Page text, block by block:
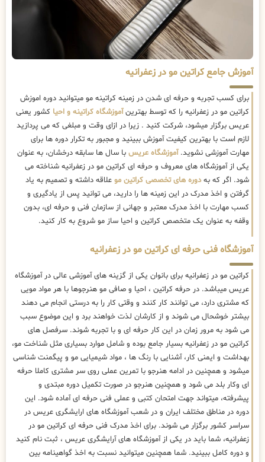
آموزش جامع کراتین مو در زعفرانیه
برای کسب تجربه و حرفه ای شدن در زمینه کراتینه مو میتوانید دوره اموزش
کراتین مو در زعفرانیه را که توسط بهترینآموزشگاه کراتینه و احیا کشور یعنی
عریس برگزار میشود، شرکت کنید . زیرا در ازای وقت و مبلغی که می پردازید
لازم است با بهترین کیفیت آموزش ببینید و مجبور به تکرار دوره ها برای
مهارت آموزشی نشوید.آموزشگاه عریس با سال ها سابقه درخشان، به عنوان
یکی از آموزشگاه های معروف و حرفه ای کراتین مو در زعفرانیه شناخته می
شود. اگر که بهدوره های تخصصی کراتین مو علاقه داشته و تصمیم به یاد
گرفتن و اخذ مدرک در این زمینه ها را دارید، می توانید پس از یادگیری و
کسب مهارت با اخذ مدرک معتبر و جهانی از سازمان فنی و حرفه ای، بدون
وقفه به عنوان یک متخصص کراتین و احیا ساز مو شروع به کار کنید.
آموزشگاه فنی حرفه ای کراتین مو در زعفرانیه
کراتین مو در زعفرانیه برای بانوان یکی از گزینه های آموزشی عالی در آموزشگاه
عریس میباشد. در حرفه کراتین ، احیا و صافی مو هنرجوها با هر مواد مویی
که مشتری دارد، می توانند کار کنند و وقتی کار را به درستی انجام می دهند
بیشتر خوشحال می شوند و از کارشان لذت خواهند برد و این موضوع سبب
می شود به مرور زمان در این کار حرفه ای و با تجربه شوند. سرفصل های
کراتین مو در زعفرانیه بسیار جامع بوده و شامل موارد بسیاری مثل شناخت مو،
بهداشت و ایمنی کار، آشنایی با رنگ ها ، مواد شیمیایی مو و پیگمنت شناسی
میشود و همچنین در ادامه هنرجو با تمرین عملی روی سر مشتری کاملا حرفه
ای وکار بلد می شود و همچنین هنرجو در صورت تکمیل دوره مبتدی و
پیشرفته، میتواند جهت امتحان کتبی و عملی فنی حرفه ای آماده شود. این
دوره در مناطق مختلف ایران و در شعب آموزشگاه های ارایشگری عریس در
سراسر کشور برگزار می شوند. برای اخذ مدرک فنی حرفه ای کراتین مو در
زعفرانیه، شما باید در یکی از آموزشگاه های آرایشگری عریس ، ثبت نام کنید
و دوره کامل ببینید. شما همچنین میتوانید نسبت به اخذ گواهینامه بین